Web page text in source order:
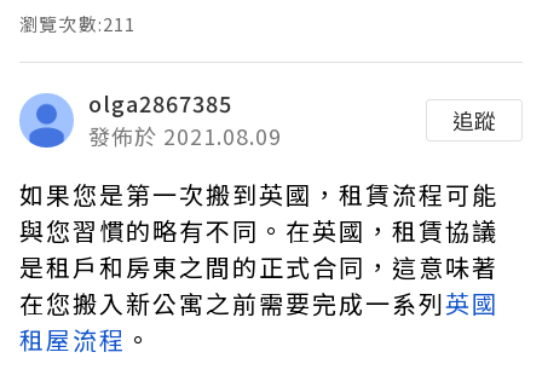
瀏覽次數:211
olga2867385
發佈於 2021.08.09
追蹤
如果您是第一次搬到英國，租賃流程可能
與您習慣的略有不同。在英國，租賃協議
是租戶和房東之間的正式合同，這意味著
在您搬入新公寓之前需要完成一系列英國
租屋流程 。